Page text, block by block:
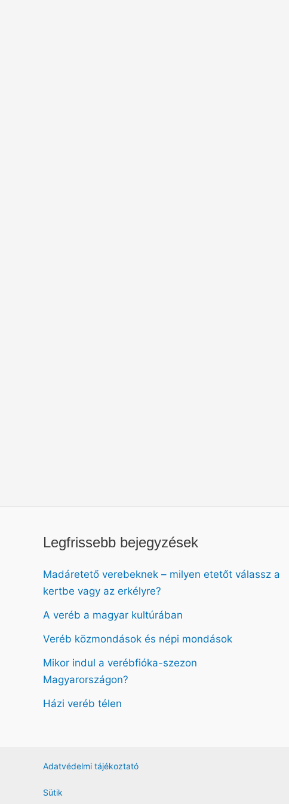
Legfrissebb bejegyzések
Madáretető verebeknek – milyen etetőt válassz a
kertbe vagy az erkélyre?
A veréb a magyar kultúrában
Veréb közmondások és népi mondások
Mikor indul a verébfióka-szezon
Magyarországon?
Házi veréb télen
Adatvédelmi tájékoztató
Sütik